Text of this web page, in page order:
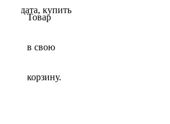
Товар
в свою
корзину.
дата, купить